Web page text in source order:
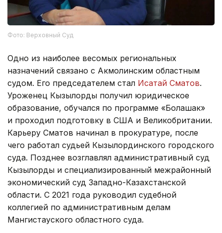
Фото: Верховный Суд
Одно из наиболее весомых региональных
назначений связано с Акмолинским областным
судом. Его председателем стал Исатай Сматов.
Уроженец Кызылорды получил юридическое
образование, обучался по программе «Болашак»
и проходил подготовку в США и Великобритании.
Карьеру Сматов начинал в прокуратуре, после
чего работал судьей Кызылординского городского
суда. Позднее возглавлял административный суд
Кызылорды и специализированный межрайонный
экономический суд Западно-Казахстанской
области. С 2021 года руководил судебной
коллегией по административным делам
Мангистауского областного суда.